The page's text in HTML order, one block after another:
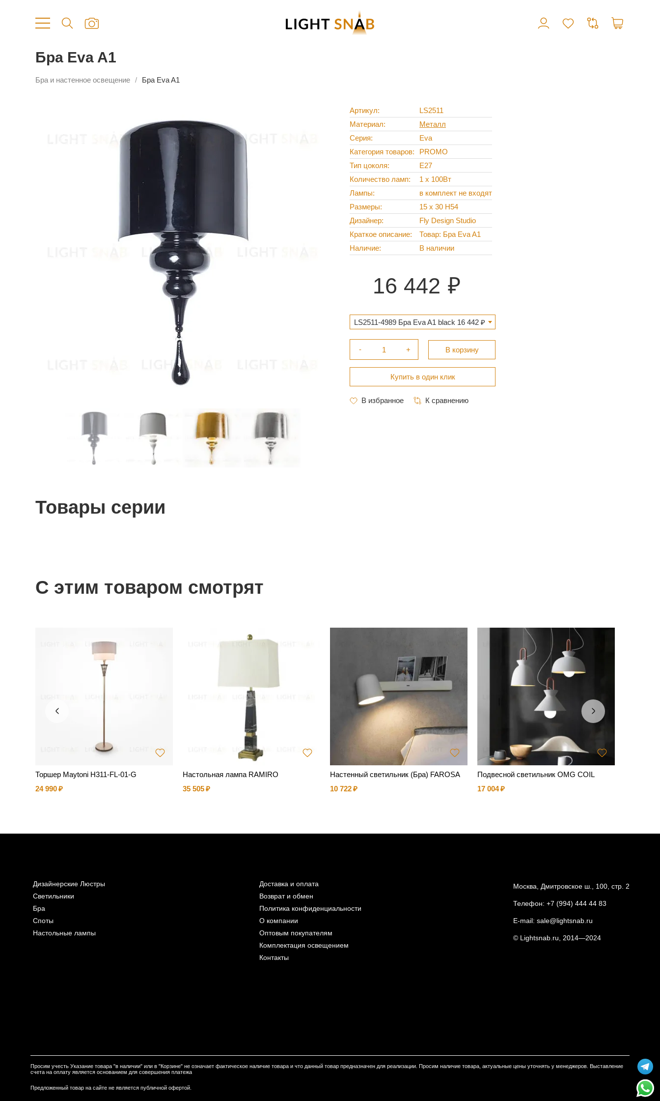
Бра Eva A1
Бра и настенное освещение Бра Eva A1
Артикул
LS2511
Материал
Металл
Серия
Eva
Категория товаров
PROMO
Тип цоколя
E27
Количество ламп
1 х 100Вт
Лампы
в комплект не входят
Размеры
15 x 30 H54
Дизайнер
Fly Design Studio
Краткое описание
Товар: Бра Eva A1
Наличие
В наличии
16 442
LS2511-4989 Бра Eva A1 black 16 442 ₽
Товары серии
С этим товаром смотрят
Торшер Maytoni H311-FL-01-G
24 990
Настольная лампа RAMIRO
35 505
Настенный светильник (Бра) FAROSA
10 722
Подвесной светильник OMG COIL
17 004
Дизайнерские Люстры
Светильники
Бра
Споты
Настольные лампы
Доставка и оплата
Возврат и обмен
Политика конфиденциальности
О компании
Оптовым покупателям
Комплектация освещением
Контакты
Москва, Дмитровское ш., 100, стр. 2
Телефон: +7 (994) 444 44 83
E-mail: sale@lightsnab.ru
© Lightsnab.ru, 2014—2024
Просим учесть Указание товара "в наличии" или в "Корзине" не означает фактическое наличие товара и что данный товар предназначен для реализации. Просим наличие товара, актуальные цены уточнять у менеджеров. Выставление
счета на оплату является основанием для совершения платежа
Предложенный товар на сайте не является публичной офертой.